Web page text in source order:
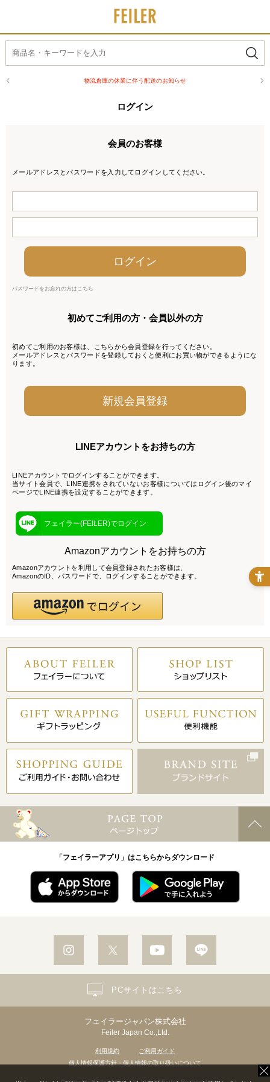
物流倉庫の休業に伴う配送のお知らせ
ログイン
会員のお客様
メールアドレスとパスワードを入力してログインしてください。
パスワードをお忘れの方はこちら
初めてご利用の方・会員以外の方
初めてご利用のお客様は、こちらから会員登録を行ってください。
メールアドレスとパスワードを登録しておくと便利にお買い物ができるようにな
ります。
LINEアカウントをお持ちの方
LINEアカウントでログインすることができます。
当サイト会員で、LINE連携をされていないお客様についてはログイン後のマイ
ページでLINE連携を設定することができます。
フェイラー(FEILER)でログイン
Amazonアカウントをお持ちの方
Amazonアカウントを利用して会員登録されたお客様は、
AmazonのID、パスワードで、ログインすることができます。
「フェイラーアプリ」はこちらからダウンロード
フェイラージャパン株式会社
Feiler Japan Co.,Ltd.
利用規約
ご利用ガイド
個人情報保護方針・個人情報の取り扱いについて
PCサイトはこちら